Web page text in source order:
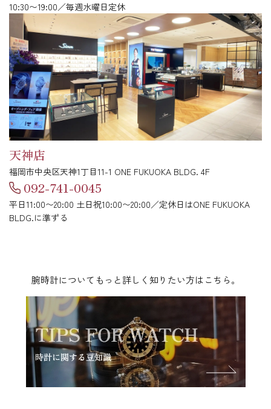
10:30〜19:00／毎週水曜日定休
天神店
福岡市中央区天神1丁目11-1 ONE FUKUOKA BLDG. 4F
092-741-0045
平日11:00〜20:00 土日祝10:00〜20:00／定休日はONE FUKUOKA
BLDG.に準ずる
腕時計についてもっと詳しく知りたい方はこちら。